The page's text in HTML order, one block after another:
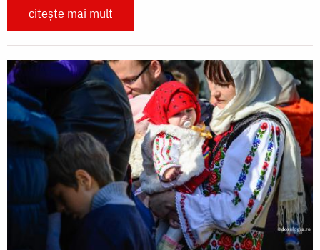
citește mai mult